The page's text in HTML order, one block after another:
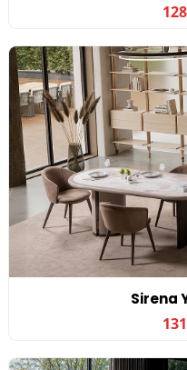
Sirena